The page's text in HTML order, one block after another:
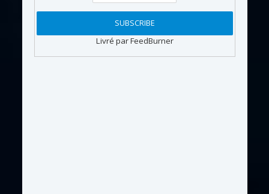
Livré par FeedBurner